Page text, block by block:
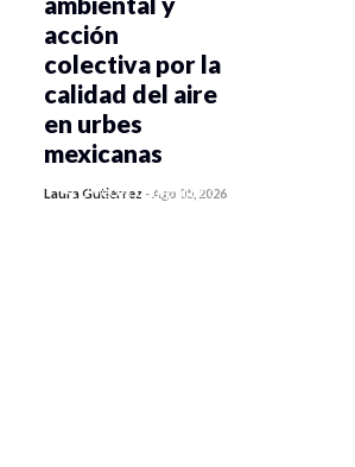
0 veces compartido
acción
colectiva por la
calidad del aire
en urbes
mexicanas
Laura Gutiérrez -Ago 05, 2026